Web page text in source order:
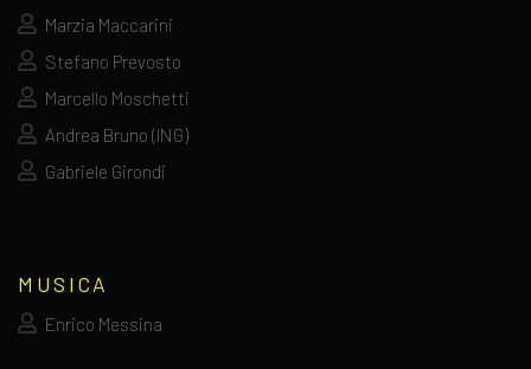
Marzia Maccarini
Stefano Prevosto
Marcello Moschetti
Andrea Bruno (ING)
Gabriele Girondi
MUSICA
Enrico Messina